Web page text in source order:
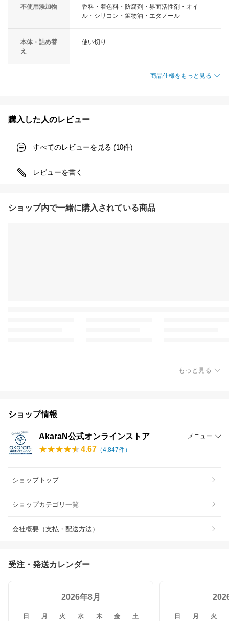
不使用添加物
香料・着色料・防腐剤・界面活性剤・オイ
ル・シリコン・鉱物油・エタノール
本体・詰め替
え
使い切り
商品仕様をもっと見る
購入した人のレビュー
すべてのレビューを見る (10件)
レビューを書く
ショップ内で一緒に購入されている商品
もっと見る
ショップ情報
AkaraN公式オンラインストア メニュー
4.67 （4,847件）
ショップトップ
ショップカテゴリ一覧
会社概要（支払・配送方法）
受注・発送カレンダー
2026年8月
日 月 火 水 木 金 土 日 月 火